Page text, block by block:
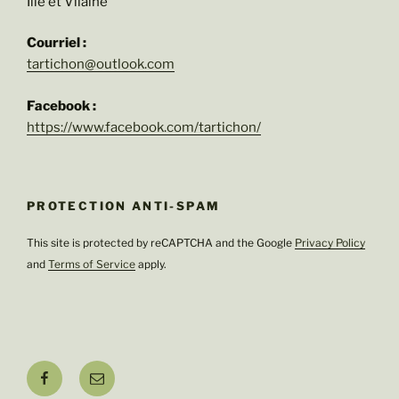
Courriel :
tartichon@outlook.com
Facebook :
https://www.facebook.com/tartichon/
PROTECTION ANTI-SPAM
This site is protected by reCAPTCHA and the Google Privacy Policy
and Terms of Service apply.
Facebook
E-
mail